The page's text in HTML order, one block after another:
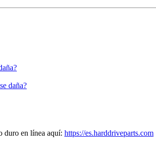
daña?
duro en línea aquí: https://es.harddriveparts.com